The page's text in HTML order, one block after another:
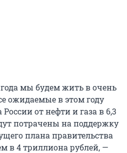
мы будем жить в очень
ожидаемые в этом году
от нефти и газа в 6,3
потрачены на поддержку
плана правительства
в 4 триллиона рублей, —